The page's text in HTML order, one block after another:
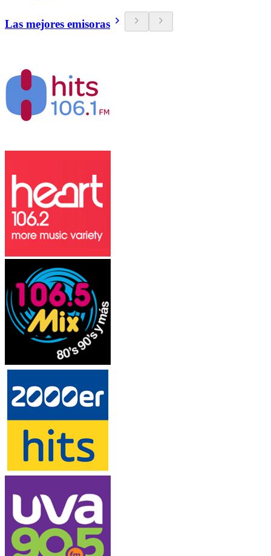
Las mejores emisoras